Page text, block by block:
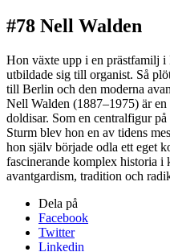
#78 Nell Walden
Hon växte upp i en prästfamilj
utbildade sig till organist. Så
till Berlin och den moderna
Nell Walden (1887–1975) är en
doldisar. Som en centralfigur
Sturm blev hon en av tidens
hon själv började odla ett eget
fascinerande komplex historia i
avantgardism, tradition och
Dela på
Facebook
Twitter
Linkedin